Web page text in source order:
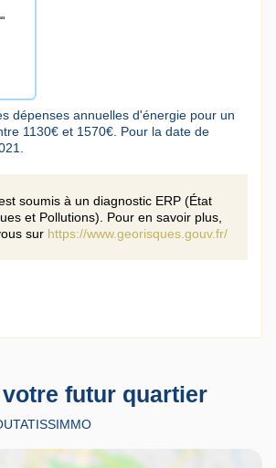
dépenses annuelles d'énergie pour un
1130€ et 1570€. Pour la date de
soumis à un diagnostic ERP (État
et Pollutions). Pour en savoir plus,
sur https://www.georisques.gouv.fr/
futur quartier